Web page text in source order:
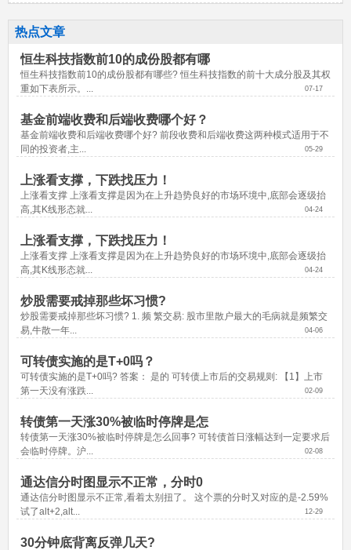
热点文章
恒生科技指数前10的成份股都有哪
恒生科技指数前10的成份股都有哪些? 恒生科技指数的前十大成分股及其权
重如下表所示。...
07-17
基金前端收费和后端收费哪个好？
基金前端收费和后端收费哪个好? 前段收费和后端收费这两种模式适用于不
同的投资者,主...
05-29
上涨看支撑，下跌找压力！
上涨看支撑 上涨看支撑是因为在上升趋势良好的市场环境中,底部会逐级抬
高,其K线形态就...
04-24
上涨看支撑，下跌找压力！
上涨看支撑 上涨看支撑是因为在上升趋势良好的市场环境中,底部会逐级抬
高,其K线形态就...
04-24
炒股需要戒掉那些坏习惯?
炒股需要戒掉那些坏习惯? 1. 频 繁交易: 股市里散户最大的毛病就是频繁交
易,牛散一年...
04-06
可转债实施的是T+0吗？
可转债实施的是T+0吗? 答案： 是的 可转债上市后的交易规则: 【1】上市
第一天没有涨跌...
02-09
转债第一天涨30%被临时停牌是怎
转债第一天涨30%被临时停牌是怎么回事? 可转债首日涨幅达到一定要求后
会临时停牌。沪...
02-08
通达信分时图显示不正常，分时0
通达信分时图显示不正常,看着太别扭了。 这个票的分时又对应的是-2.59%
试了alt+2,alt...
12-29
30分钟底背离反弹几天?